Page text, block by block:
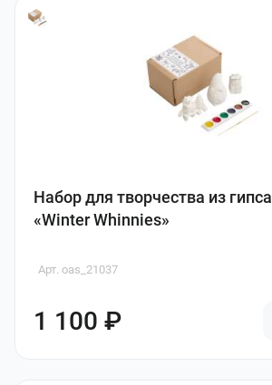
Набор для творчества из гипса
«Winter Whinnies»
Арт. oas_21037
1 100 ₽